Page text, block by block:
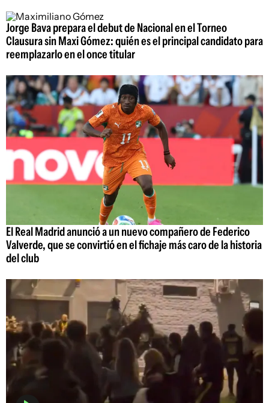
Jorge Bava prepara el debut de Nacional en el Torneo
Clausura sin Maxi Gómez: quién es el principal candidato para
reemplazarlo en el once titular
El Real Madrid anunció a un nuevo compañero de Federico
Valverde, que se convirtió en el fichaje más caro de la historia
del club